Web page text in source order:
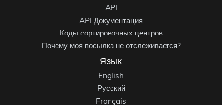
API
API Документация
Коды сортировочных центров
Почему моя посылка не отслеживается?
Язык
English
Русский
Français